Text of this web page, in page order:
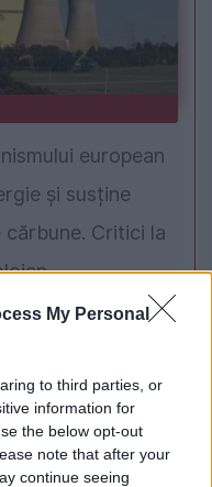
My Personal
to third parties, or
information for
the below opt-out
note that after your
continue seeing
european
și susține
Critici la